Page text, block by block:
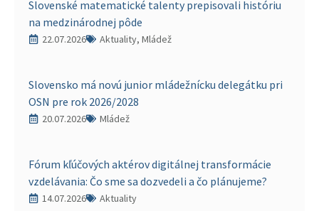
Slovenské matematické talenty prepisovali históriu
na medzinárodnej pôde
22.07.2026 Aktuality, Mládež
Slovensko má novú junior mládežnícku delegátku pri
OSN pre rok 2026/2028
20.07.2026 Mládež
Fórum kľúčových aktérov digitálnej transformácie
vzdelávania: Čo sme sa dozvedeli a čo plánujeme?
14.07.2026 Aktuality